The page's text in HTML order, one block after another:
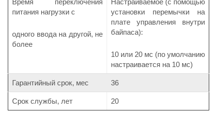
Время переключения
питания нагрузки с
одного ввода на другой, не
более
Настраиваемое (с помощью
установки перемычки на
плате управления внутри
байпаса):
10 или 20 мс (по умолчанию
настраивается на 10 мс)
Гарантийный срок, мес 36
Срок службы, лет 20